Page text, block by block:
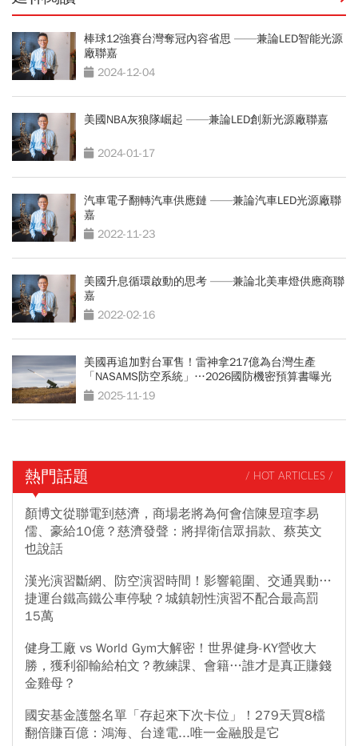
棒球12強賽台灣奪冠內容省思 ——兼論LED智能光源
廠聯嘉
2024-12-04
美國NBA灰狼隊崛起 ——兼論LED創新光源廠聯嘉
2024-01-17
汽車電子翻轉汽車供應鏈 ——兼論汽車LED光源廠聯
嘉
2022-11-23
美國升息循環啟動的思考 ——兼論北美車燈供應商聯
嘉
2022-02-16
美國再追加對台軍售！雷神拿217億為台灣生產
「NASAMS防空系統」…2026國防機密預算書曝光
2025-11-19
熱門話題 / HOT ARTICLES /
顏博文從聯電到慈濟，商場老將為何會信陳昱瑄李易
儒、豪給10億？慈濟發聲：將捍衛信眾捐款、蔡英文
也說話
漢光演習斷網、防空演習時間！影響範圍、交通異動…
捷運台鐵高鐵公車停駛？城鎮韌性演習不配合最高罰
15萬
健身工廠 vs World Gym大解密！世界健身-KY營收大
勝，獲利卻輸給柏文？教練課、會籍…誰才是真正賺錢
金雞母？
國安基金護盤名單「存起來下次卡位」！279天買8檔
翻倍賺百億：鴻海、台達電...唯一金融股是它